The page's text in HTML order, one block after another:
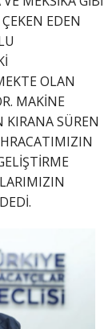
EDEN
OLAN
MAKİNE
KIRANA SÜREN